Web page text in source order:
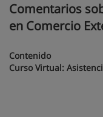
Comentarios
en Comercio
Contenido
Curso Virtual: